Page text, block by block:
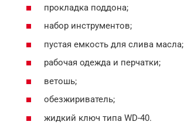
прокладка поддона;
набор инструментов;
пустая емкость для слива масла;
рабочая одежда и перчатки;
ветошь;
обезжириватель;
жидкий ключ типа WD-40.